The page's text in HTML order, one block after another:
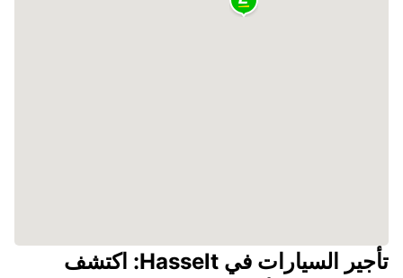
تأجير السيارات في Hasselt: اكتشف